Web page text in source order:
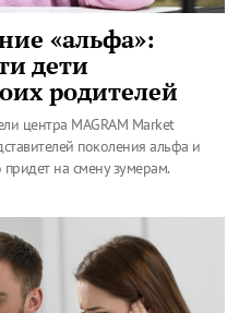
«альфа»:
дети
родителей
центра MAGRAM Market
поколения альфа и
придет на смену зумерам.